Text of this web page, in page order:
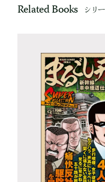
Related Books シリ